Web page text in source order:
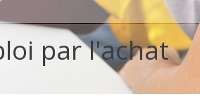
par l'achat